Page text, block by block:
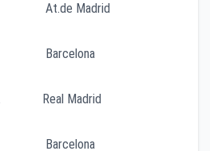
At.de Madrid
Barcelona
Real Madrid
Barcelona